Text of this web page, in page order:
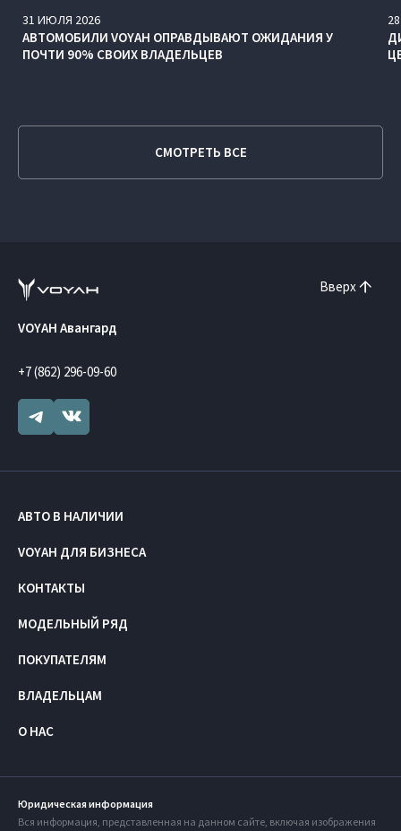
31 ИЮЛЯ 2026
АВТОМОБИЛИ VOYAH ОПРАВДЫВАЮТ ОЖИДАНИЯ У
ПОЧТИ 90% СВОИХ ВЛАДЕЛЬЦЕВ
28
СМОТРЕТЬ ВСЕ
Вверх
VOYAH Авангард
+7 (862) 296-09-60
АВТО В НАЛИЧИИ
VOYAH ДЛЯ БИЗНЕСА
КОНТАКТЫ
МОДЕЛЬНЫЙ РЯД
ПОКУПАТЕЛЯМ
ВЛАДЕЛЬЦАМ
О НАС
Юридическая информация
Вся информация, представленная на данном сайте, включая изображения